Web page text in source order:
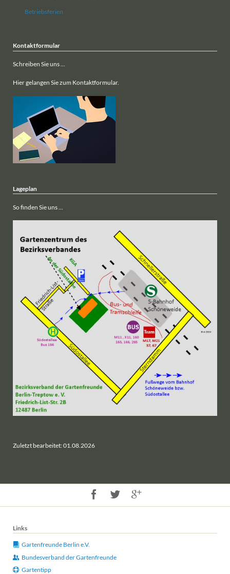
Betriebsferien
Kontaktformular
Schreiben Sie uns ...
Hier gelangen Sie zum Kontaktformular.
Lageplan
So finden Sie uns ...
Zuletzt bearbeitet: 01.08.2026
Links
Gartenfreunde Berlin e.V.
Bundesverband der Gartenfreunde
Gartentipp